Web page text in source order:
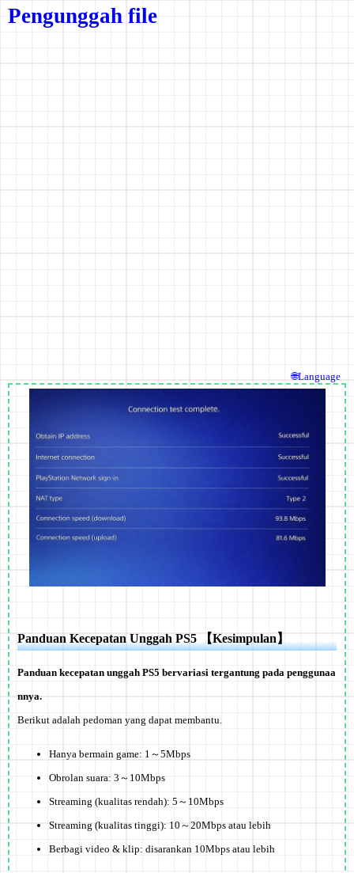
Pengunggah file
Panduan Kecepatan Unggah PS5 【Kesimpulan】
Panduan kecepatan unggah PS5 bervariasi tergantung pada penggunaa
nnya.
Berikut adalah pedoman yang dapat membantu.
Hanya bermain game: 1～5Mbps
Obrolan suara: 3～10Mbps
Streaming (kualitas rendah): 5～10Mbps
Streaming (kualitas tinggi): 10～20Mbps atau lebih
Berbagi video & klip: disarankan 10Mbps atau lebih
🌐Language